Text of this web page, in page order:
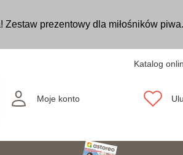
prezentowy dla miłośników
Katalog
Moje konto